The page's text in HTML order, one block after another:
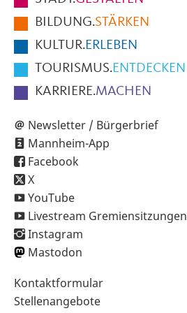
der
SeiteBILDUNG.STÄRKEN
KULTUR.ERLEBEN
TOURISMUS.ENTDECKEN
KARRIERE.MACHEN
Newsletter / Bürgerbrief
Mannheim-App
Facebook
X
YouTube
Livestream Gremiensitzungen
Instagram
Mastodon
Sekundärnavigation
im
Kontaktformular
Stellenangebote